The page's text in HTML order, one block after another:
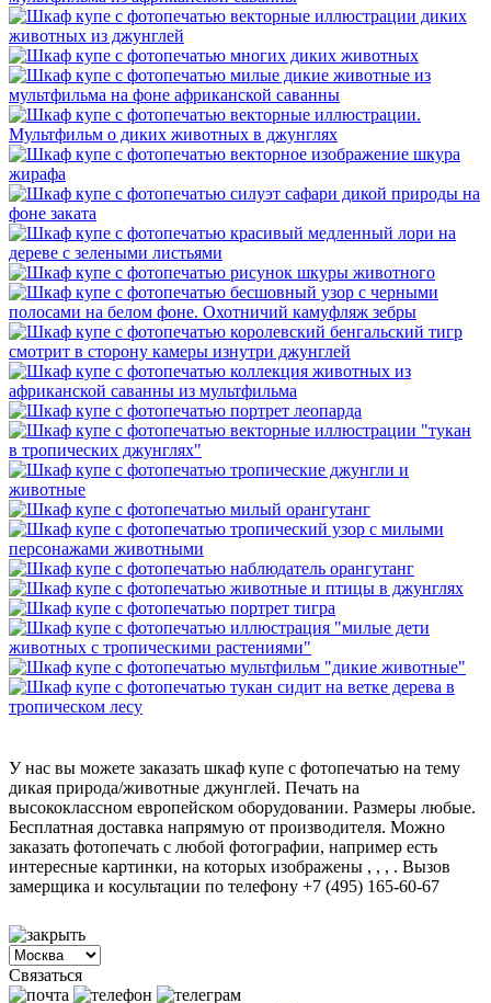
У нас вы можете заказать шкаф купе с фотопечатью на тему
дикая природа/животные джунглей. Печать на
высококлассном европейском оборудовании. Размеры любые.
Бесплатная доставка напрямую от производителя. Можно
заказать фотопечать с любой фотографии, например есть
интересные картинки, на которых изображены , , , . Вызов
замерщика и косультации по телефону +7 (495) 165-60-67
Связаться